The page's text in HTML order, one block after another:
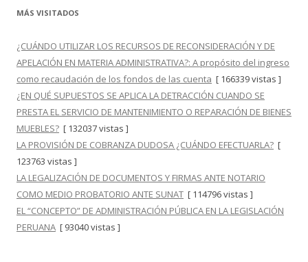
MÁS VISITADOS
¿CUÁNDO UTILIZAR LOS RECURSOS DE RECONSIDERACIÓN Y DE
APELACIÓN EN MATERIA ADMINISTRATIVA?: A propósito del ingreso
como recaudación de los fondos de las cuenta [ 166339 vistas ]
¿EN QUÉ SUPUESTOS SE APLICA LA DETRACCIÓN CUANDO SE
PRESTA EL SERVICIO DE MANTENIMIENTO O REPARACIÓN DE BIENES
MUEBLES? [ 132037 vistas ]
LA PROVISIÓN DE COBRANZA DUDOSA ¿CUÁNDO EFECTUARLA? [
123763 vistas ]
LA LEGALIZACIÓN DE DOCUMENTOS Y FIRMAS ANTE NOTARIO
COMO MEDIO PROBATORIO ANTE SUNAT [ 114796 vistas ]
EL “CONCEPTO” DE ADMINISTRACIÓN PÚBLICA EN LA LEGISLACIÓN
PERUANA [ 93040 vistas ]